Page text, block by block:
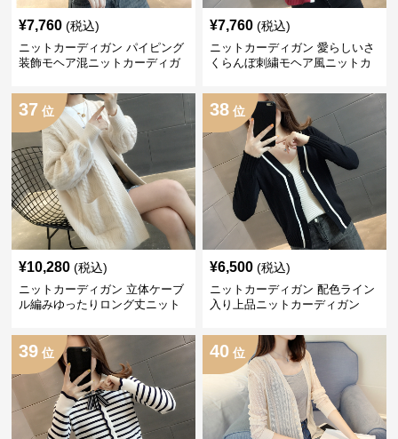
¥7,760 (税込)
ニットカーディガン パイピング
装飾モヘア混ニットカーディガ
¥7,760 (税込)
ニットカーディガン 愛らしいさ
くらんぼ刺繍モヘア風ニットカ
37 位
¥10,280 (税込)
ニットカーディガン 立体ケーブ
ル編みゆったりロング丈ニット
38 位
¥6,500 (税込)
ニットカーディガン 配色ライン
入り上品ニットカーディガン
39 位 40 位